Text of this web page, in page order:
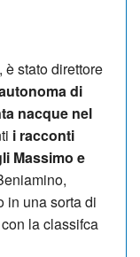
stato direttore
di
nacque nel
i racconti
Massimo e
in una sorta di
la classifca